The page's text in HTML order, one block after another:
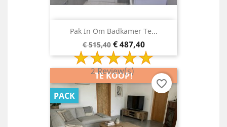
Pak In Om Badkamer Te...
Basisprijs
€ 515,40 Prijs
€ 487,40
2 Review(s)
TE KOOP!
PACK
favorite_border